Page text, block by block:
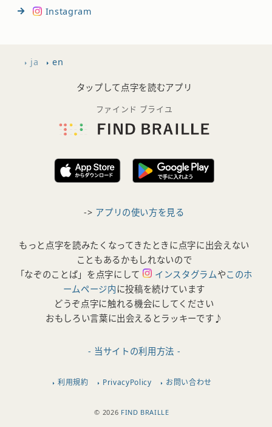
Instagram
ja en
タップして点字を読むアプリ
ファインド ブライユ
-> アプリの使い方を見る
もっと点字を読みたくなってきたときに点字に出会えない
こともあるかもしれないので
「なぞのことば」を点字にして
インスタグラムやこのホ
ームページ内に投稿を続けています
どうぞ点字に触れる機会にしてください
おもしろい言葉に出会えるとラッキーです♪
- 当サイトの利用方法 -
利用規約 PrivacyPolicy お問い合わせ
© 2026 FIND BRAILLE